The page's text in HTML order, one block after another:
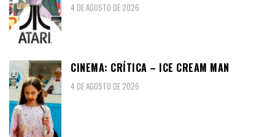
4 DE AGOSTO DE 2026
CINEMA: CRÍTICA – ICE CREAM MAN
4 DE AGOSTO DE 2026